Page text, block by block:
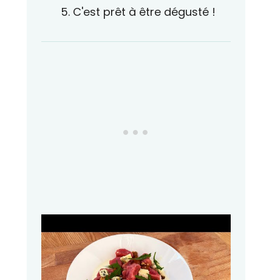
C'est prêt à être dégusté !